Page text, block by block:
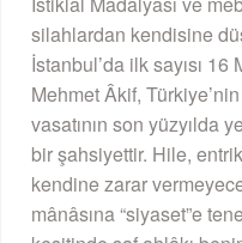
silahlardan kendisine
İstanbul’da ilk sayısı 16
Mehmet Âkif,
vasatının son yüzyılda
bir şahsiyettir. Hile,
kendine zarar
mânâsına “siyaset”e